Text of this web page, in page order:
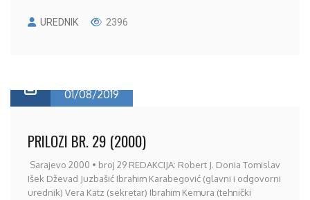
UREDNIK 2396
01/08/2019
PRILOZI BR. 29 (2000)
Sarajevo 2000 • broj 29 REDAKCIJA: Robert J. Donia Tomislav
Išek Dževad Juzbašić Ibrahim Karabegović (glavni i odgovorni
urednik) Vera Katz (sekretar) Ibrahim Kemura (tehnički